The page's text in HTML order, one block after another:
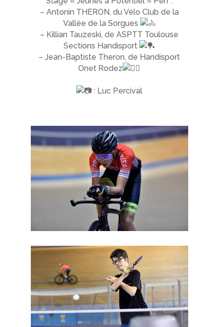
– Antonin THERON, du Vélo Club de la
Vallée de la Sorgues
– Killian Tauzeski, de ASPTT Toulouse
Sections Handisport
– Jean-Baptiste Theron, de Handisport
Onet Rodez
: Luc Percival